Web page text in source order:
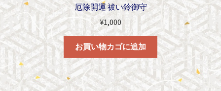
厄除開運 祓い鈴御守
¥1,000
お買い物カゴに追加